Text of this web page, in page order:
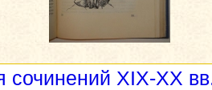
сочинений XIX-XX